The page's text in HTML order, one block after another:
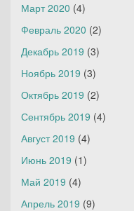
Март 2020 (4)
Февраль 2020 (2)
Декабрь 2019 (3)
Ноябрь 2019 (3)
Октябрь 2019 (2)
Сентябрь 2019 (4)
Август 2019 (4)
Июнь 2019 (1)
Май 2019 (4)
Апрель 2019 (9)